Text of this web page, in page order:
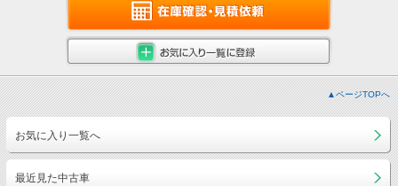
▲ページTOPへ
お気に入り一覧へ
最近見た中古車